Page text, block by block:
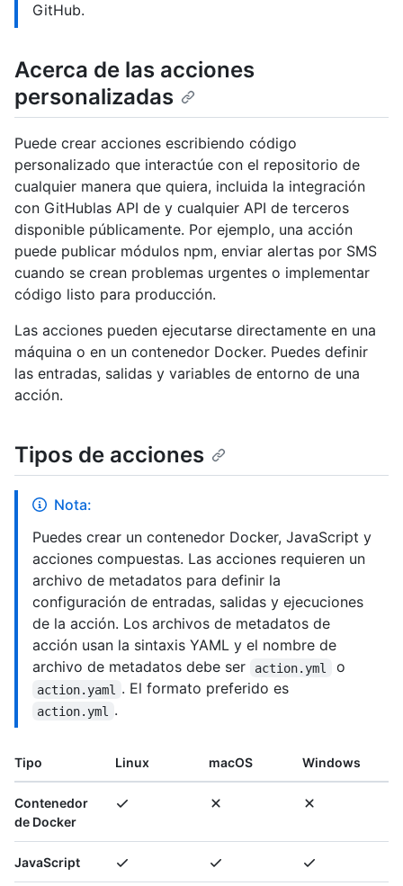
GitHub.
Acerca de las acciones
personalizadas
Puede crear acciones escribiendo código
personalizado que interactúe con el repositorio de
cualquier manera que quiera, incluida la integración
con GitHublas API de y cualquier API de terceros
disponible públicamente. Por ejemplo, una acción
puede publicar módulos npm, enviar alertas por SMS
cuando se crean problemas urgentes o implementar
código listo para producción.
Las acciones pueden ejecutarse directamente en una
máquina o en un contenedor Docker. Puedes definir
las entradas, salidas y variables de entorno de una
acción.
Tipos de acciones
Nota:
Puedes crear un contenedor Docker, JavaScript y
acciones compuestas. Las acciones requieren un
archivo de metadatos para definir la
configuración de entradas, salidas y ejecuciones
de la acción. Los archivos de metadatos de
acción usan la sintaxis YAML y el nombre de
archivo de metadatos debe ser
action.yml o
action.yaml . El formato preferido es
action.yml .
Tipo Linux macOS Windows
Contenedor
de Docker
JavaScript